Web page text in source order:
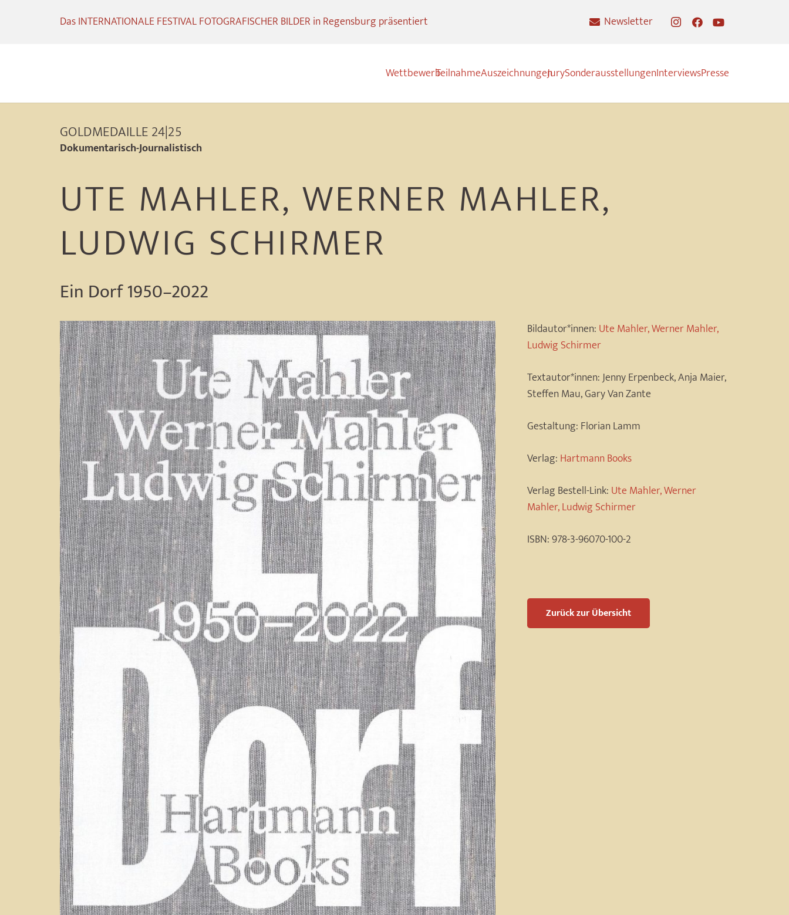
Das INTERNATIONALE FESTIVAL FOTOGRAFISCHER BILDER in Regensburg präsentiert Newsletter
WettbewerbTeilnahmeAuszeichnungenJurySonderausstellungenInterviewsPresse
GOLDMEDAILLE 24|25
Dokumentarisch-Journalistisch
UTE MAHLER, WERNER MAHLER,
LUDWIG SCHIRMER
Ein Dorf 1950–2022
Bildautor*innen: Ute Mahler, Werner Mahler,
Ludwig Schirmer
Textautor*innen:Jenny Erpenbeck, Anja Maier,
Steffen Mau, Gary Van Zante
Gestaltung: Florian Lamm
Verlag: Hartmann Books
Verlag Bestell-Link: Ute Mahler, Werner
Mahler, Ludwig Schirmer
ISBN:978-3-96070-100-2
Zurück zur Übersicht